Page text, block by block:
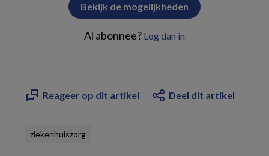
Bekijk de mogelijkheden
Al abonnee? Log dan in
Reageer op dit artikel Deel dit artikel
ziekenhuiszorg